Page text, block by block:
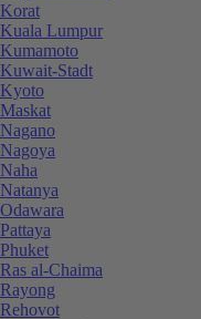
Korat
Kuala Lumpur
Kumamoto
Kuwait-Stadt
Kyoto
Maskat
Nagano
Nagoya
Naha
Natanya
Odawara
Pattaya
Phuket
Ras al-Chaima
Rayong
Rehovot